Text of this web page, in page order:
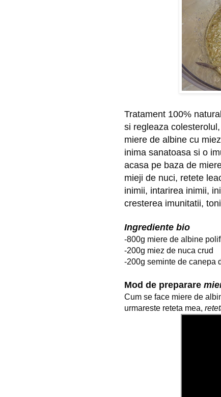
Tratament 100%
si regleaza
miere de albine cu
inima sanatoasa si o
acasa pe baza de
mieji de nuci, retete
inimii, intarirea inimii,
cresterea imunitatii,
Ingrediente bio
-800g miere de albine
-200g miez de nuca crud
-200g seminte de canepa
Mod de preparare
Cum se face miere de
urmareste reteta mea,